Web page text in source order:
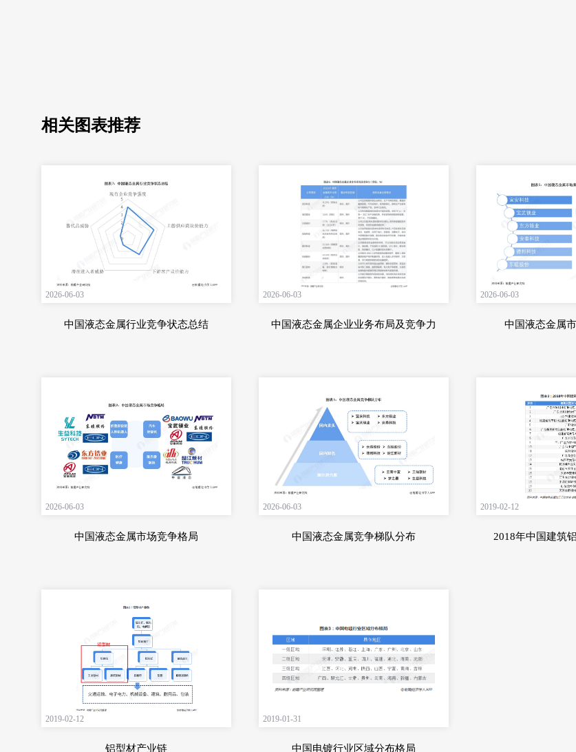
相关图表推荐
2026-06-03
中国液态金属行业竞争状态总结
2026-06-03
中国液态金属企业业务布局及竞争力
2026-06-03
中国液态金属
2026-06-03
中国液态金属市场竞争格局
2026-06-03
中国液态金属竞争梯队分布
2019-02-12
2018年中国建筑
2019-02-12
铝型材产业链
2019-01-31
中国电镀行业区域分布格局